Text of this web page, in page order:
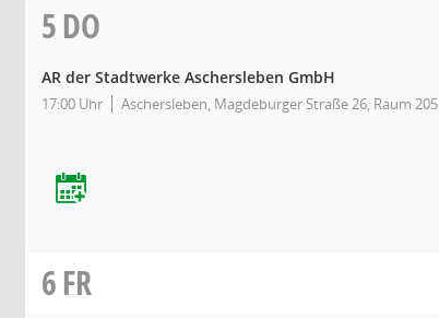
5DO
AR der Stadtwerke Aschersleben GmbH
17:00 Uhr Aschersleben, Magdeburger Straße 26, Raum 205
6FR